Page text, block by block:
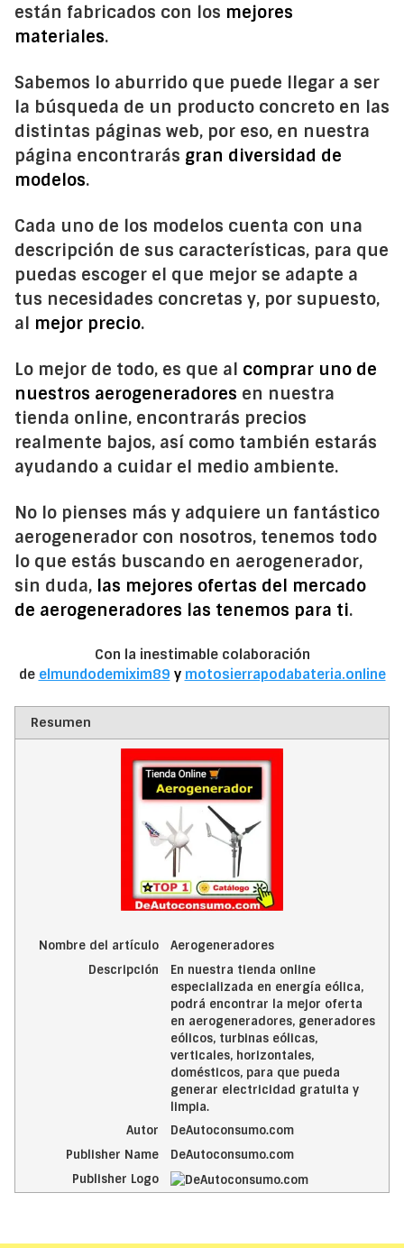
están fabricados con los mejores
materiales.
Sabemos lo aburrido que puede llegar a ser
la búsqueda de un producto concreto en las
distintas páginas web, por eso, en nuestra
página encontrarás gran diversidad de
modelos.
Cada uno de los modelos cuenta con una
descripción de sus características, para que
puedas escoger el que mejor se adapte a
tus necesidades concretas y, por supuesto,
al mejor precio.
Lo mejor de todo, es que al comprar uno de
nuestros aerogeneradores en nuestra
tienda online, encontrarás precios
realmente bajos, así como también estarás
ayudando a cuidar el medio ambiente.
No lo pienses más y adquiere un fantástico
aerogenerador con nosotros, tenemos todo
lo que estás buscando en aerogenerador,
sin duda, las mejores ofertas del mercado
de aerogeneradores las tenemos para ti.
Con la inestimable colaboración
de elmundodemixim89 y motosierrapodabateria.online
Resumen
Nombre del artículo
Aerogeneradores
Descripción
En nuestra tienda online
especializada en energía eólica,
podrá encontrar la mejor oferta
en aerogeneradores, generadores
eólicos, turbinas eólicas,
verticales, horizontales,
domésticos, para que pueda
generar electricidad gratuita y
limpia.
Autor
DeAutoconsumo.com
Publisher Name
DeAutoconsumo.com
Publisher Logo